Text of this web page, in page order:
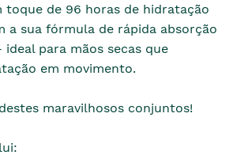
toque de 96 horas de hidratação
a sua fórmula de rápida absorção
para mãos secas que
em movimento.
maravilhosos conjuntos!